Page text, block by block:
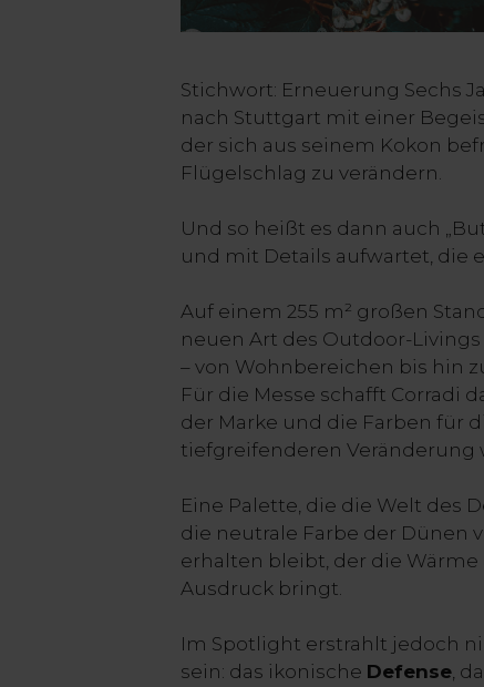
Stichwort: Erneuerung Sechs
nach Stuttgart mit einer
der sich aus seinem Kokon
Flügelschlag zu verändern.
Und so heißt es dann auch
und mit Details aufwartet, die
Auf einem 255 m² großen
neuen Art des Outdoor-
– von Wohnbereichen bis hin
Für die Messe schafft Corradi
der Marke und die Farben für
tiefgreifenderen Veränderung
Eine Palette, die die Welt des
die neutrale Farbe der Dünen
erhalten bleibt, der die Wärme
Ausdruck bringt.
Im Spotlight erstrahlt jedoch
sein: das ikonische Defense,